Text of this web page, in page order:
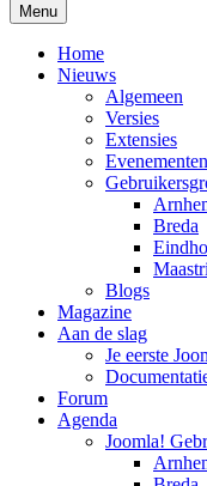
Menu
Home
Nieuws
Algemeen
Versies
Extensies
Evenementen
Breda
Blogs
Magazine
Aan de slag
Je eerste
Forum
Agenda
Joomla!